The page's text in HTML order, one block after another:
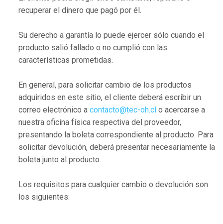
recuperar el dinero que pagó por él.
Su derecho a garantía lo puede ejercer sólo cuando el
producto salió fallado o no cumplió con las
características prometidas.
En general, para solicitar cambio de los productos
adquiridos en este sitio, el cliente deberá escribir un
correo electrónico acontacto@tec-oh.cl o acercarse a
nuestra oficina física respectiva del proveedor,
presentando la boleta correspondiente al producto. Para
solicitar devolución, deberá presentar necesariamente la
boleta junto al producto.
Los requisitos para cualquier cambio o devolución son
los siguientes: